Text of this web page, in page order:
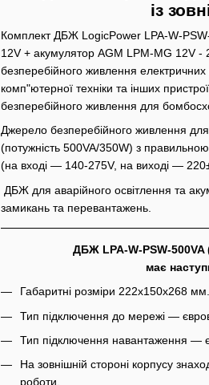
із
Комплект ДБЖ LogicPower LPA-W-
12V + акумулятор AGM LPM-MG 12V -
безперебійного живлення електричних
комп"ютерної техніки та інших
безперебійного живлення для
Джерело безперебійного живлення
(потужність 500VA/350W) з
(на вході — 140-275V, на виході —
ДБЖ для аварійного освітлення та
замикань та перевантажень.
ДБЖ LPA-W-PSW-500VA
має
Габаритні розміри 222х150х268 мм.
Тип підключення до мережі —
Тип підключення навантаження —
На зовнішній стороні корпусу
роботи.